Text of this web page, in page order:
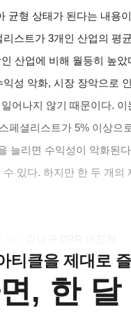
균형 상태가 된다는 내용
스트가 3개인 산업의 평
산업에 비해 월등히 높
성 악화, 시장 장악으로
어나지 않기 때문이다.
페셜리스트가 5% 이상으
늘리면 수익성이 악화된
있다. 하지만 한 두 개의
티클을 제대로
, 한 달